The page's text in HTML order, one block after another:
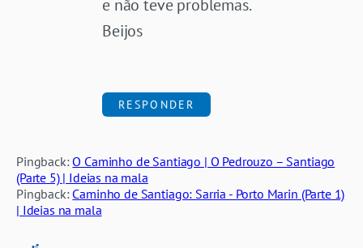
e não teve problemas.
Beijos
RESPONDER
Pingback:O Caminho de Santiago | O Pedrouzo – Santiago
(Parte 5) | Ideias na mala
Pingback: Caminho de Santiago: Sarria - Porto Marin (Parte 1)
| Ideias na mala